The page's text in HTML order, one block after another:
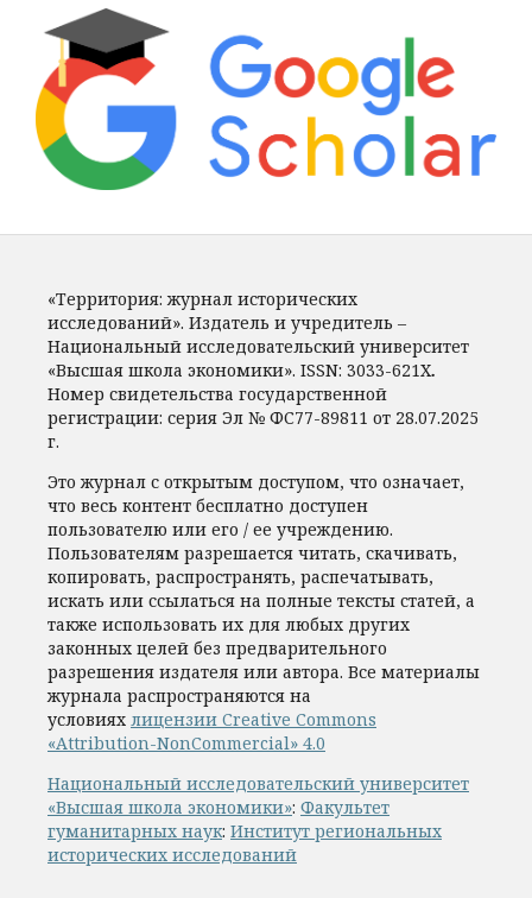
«Территория: журнал исторических
исследований». Издатель и учредитель –
Национальный исследовательский университет
«Высшая школа экономики». ISSN: 3033-621X.
Номер свидетельства государственной
регистрации: серия Эл № ФС77-89811 от 28.07.2025
г.
Это журнал с открытым доступом, что означает,
что весь контент бесплатно доступен
пользователю или его / ее учреждению.
Пользователям разрешается читать, скачивать,
копировать, распространять, распечатывать,
искать или ссылаться на полные тексты статей, а
также использовать их для любых других
законных целей без предварительного
разрешения издателя или автора. Все материалы
журнала распространяются на
условиях лицензии Creative Commons
«Attribution-NonCommercial» 4.0
Национальный исследовательский университет
«Высшая школа экономики»: Факультет
гуманитарных наук: Институт региональных
исторических исследований